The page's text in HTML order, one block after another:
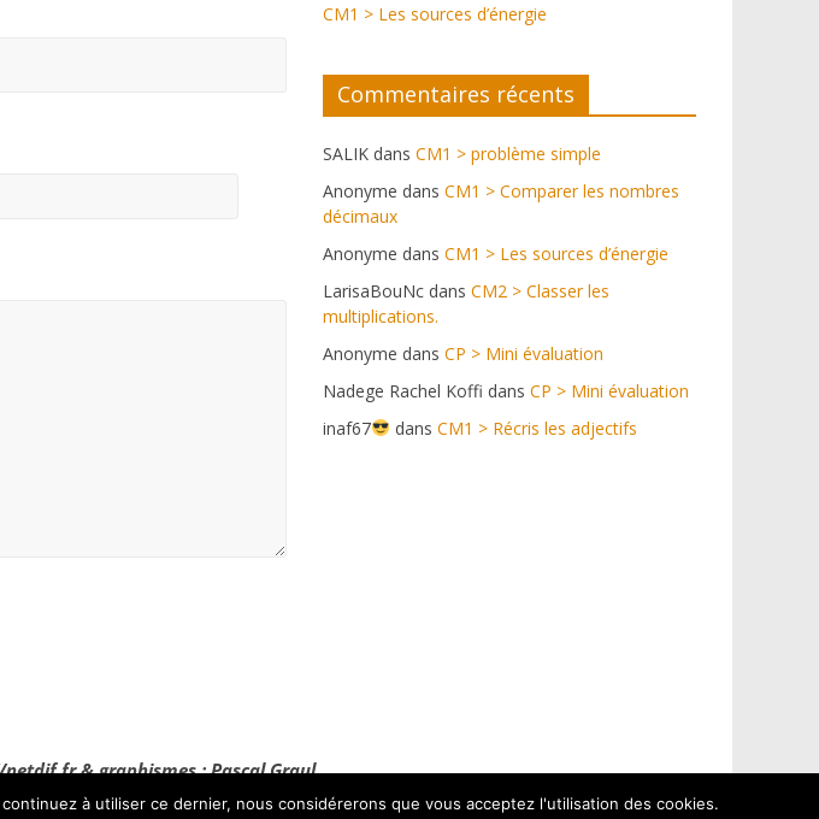
CM1 > Les sources d’énergie
Commentaires récents
SALIK dans CM1 > problème simple
Anonyme dans CM1 > Comparer les nombres
décimaux
Anonyme dans CM1 > Les sources d’énergie
LarisaBouNc dans CM2 > Classer les
multiplications.
Anonyme dans CP > Mini évaluation
Nadege Rachel Koffi dans CP > Mini évaluation
inaf67
dans CM1 > Récris les adjectifs
& graphismes : Pascal Graul
à utiliser ce dernier, nous considérerons que vous acceptez l'utilisation des cookies.